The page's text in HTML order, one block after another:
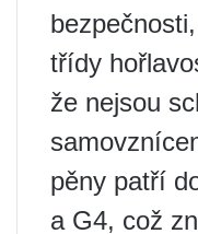
třídy
že nejsou
pěny patří
a G4, což